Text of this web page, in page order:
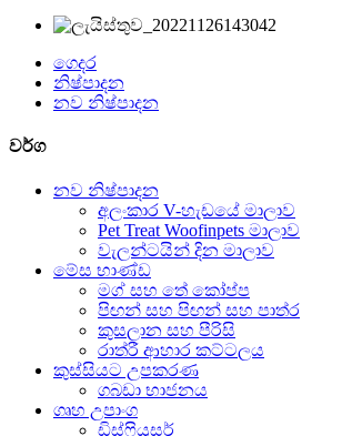
ගෙදර
නිෂ්පාදන
නව නිෂ්පාදන
වර්ග
නව නිෂ්පාදන
අලංකාර V-හැඩයේ මාලාව
Pet Treat Woofinpets මාලාව
වැලන්ටයින් දින මාලාව
මේස භාණ්ඩ
මග් සහ තේ කෝප්ප
පිඟන් සහ පිඟන් සහ පාත්ර
කුසලාන සහ පීරිසි
රාත්රී ආහාර කට්ටලය
කුස්සියට උපකරණ
ගබඩා භාජනය
ගෘහ උපාංග
ඩිස්ෆියුසර්